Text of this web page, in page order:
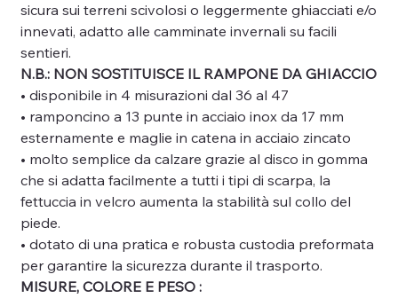
sicura sui terreni scivolosi o leggermente ghiacciati e/o
innevati, adatto alle camminate invernali su facili
sentieri.
N.B.: NON SOSTITUISCE IL RAMPONE DA GHIACCIO
• disponibile in 4 misurazioni dal 36 al 47
• ramponcino a 13 punte in acciaio inox da 17 mm
esternamente e maglie in catena in acciaio zincato
• molto semplice da calzare grazie al disco in gomma
che si adatta facilmente a tutti i tipi di scarpa, la
fettuccia in velcro aumenta la stabilità sul collo del
piede.
• dotato di una pratica e robusta custodia preformata
per garantire la sicurezza durante il trasporto.
MISURE, COLORE E PESO :